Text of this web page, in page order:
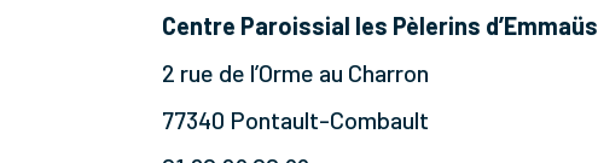
Centre Paroissial les Pèlerins d’Emmaüs
2 rue de l’Orme au Charron
77340 Pontault-Combault